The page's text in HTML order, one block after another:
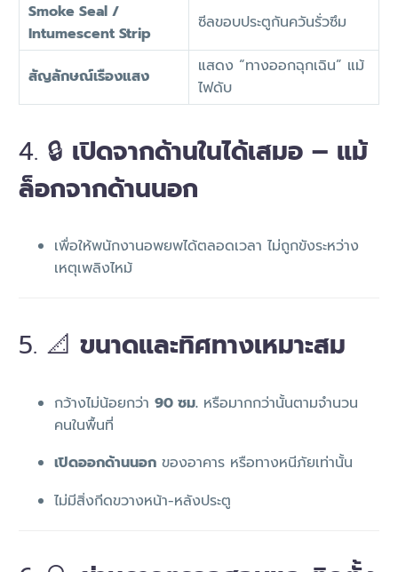
Smoke Seal /
Intumescent Strip
ซีลขอบประตูกันควันรั่วซึม
สัญลักษณ์เรืองแสง
แสดง “ทางออกฉุกเฉิน” แม้
ไฟดับ
4. 🔒 เปิดจากด้านในได้เสมอ – แม้
ล็อกจากด้านนอก
เพื่อให้พนักงานอพยพได้ตลอดเวลา ไม่ถูกขังระหว่าง
เหตุเพลิงไหม้
5. 📐 ขนาดและทิศทางเหมาะสม
กว้างไม่น้อยกว่า 90 ซม. หรือมากกว่านั้นตามจำนวน
คนในพื้นที่
เปิดออกด้านนอก ของอาคาร หรือทางหนีภัยเท่านั้น
ไม่มีสิ่งกีดขวางหน้า-หลังประตู